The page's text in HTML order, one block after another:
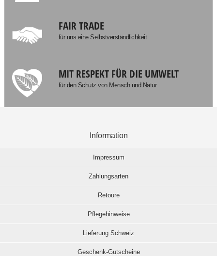
FAIR TRADE
für uns eine Selbstverständlichkeit
MIT RESPEKT FÜR DIE UMWELT
für den Schutz von Mensch und Natur
Information
Impressum
Zahlungsarten
Retoure
Pflegehinweise
Lieferung Schweiz
Geschenk-Gutscheine